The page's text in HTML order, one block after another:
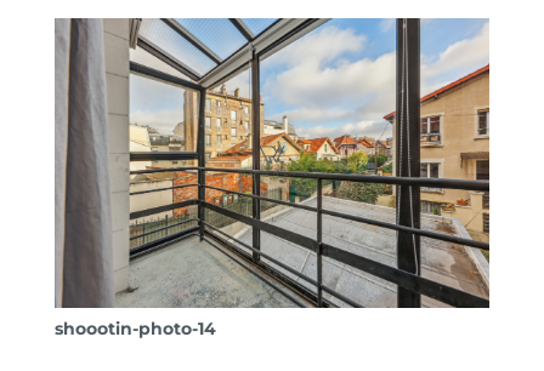
shoootin-photo-14